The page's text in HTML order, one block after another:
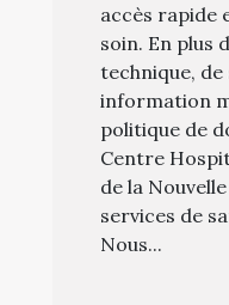
accès rapide
soin. En plus
technique,
information
politique de
Centre
de la
services de
Nous...